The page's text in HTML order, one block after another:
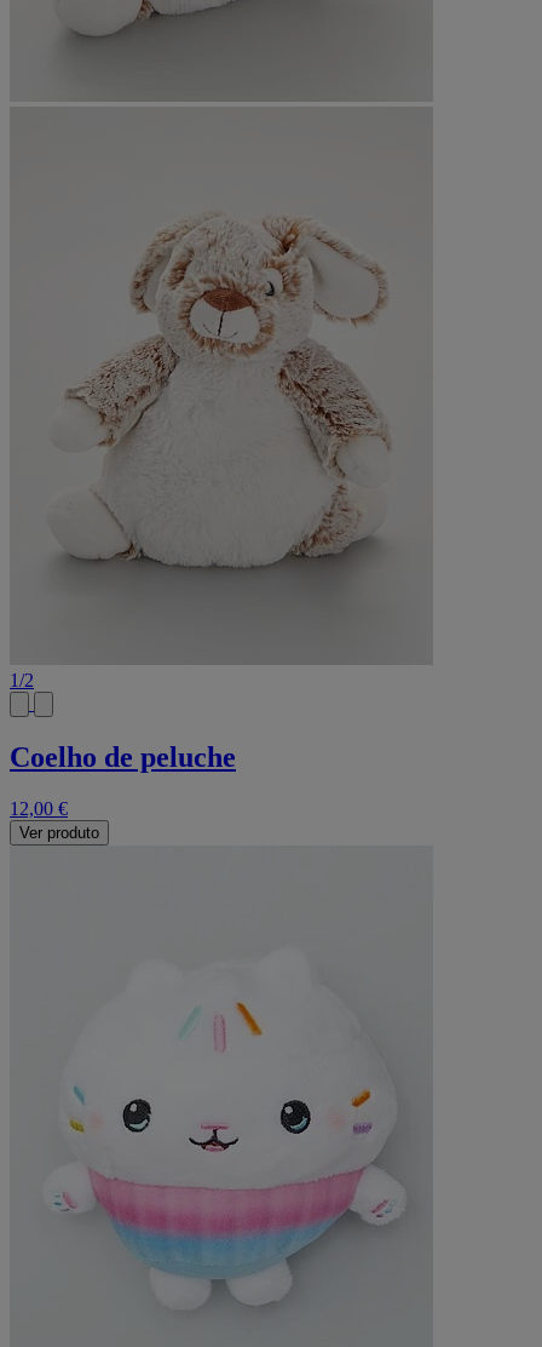
1/2
Coelho de peluche
12,00 €
Ver produto